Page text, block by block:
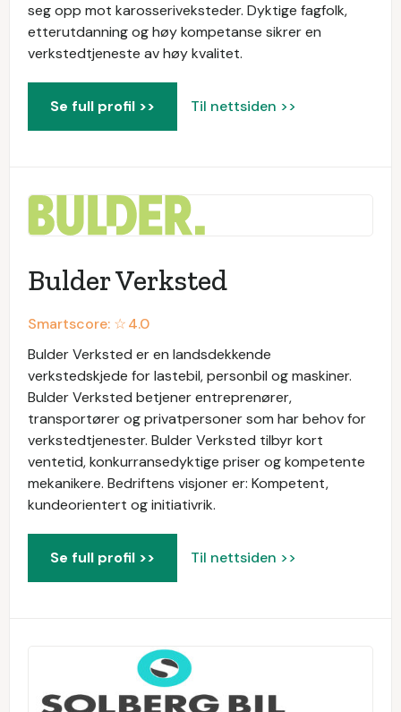
seg opp mot karosseriveksteder. Dyktige fagfolk,
etterutdanning og høy kompetanse sikrer en
verkstedtjeneste av høy kvalitet.
Se full profil >> Til nettsiden >>
Bulder Verksted
Smartscore: ☆4.0
Bulder Verksted er en landsdekkende
verkstedskjede for lastebil, personbil og maskiner.
Bulder Verksted betjener entreprenører,
transportører og privatpersoner som har behov for
verkstedtjenester. Bulder Verksted tilbyr kort
ventetid, konkurransedyktige priser og kompetente
mekanikere. Bedriftens visjoner er: Kompetent,
kundeorientert og initiativrik.
Se full profil >> Til nettsiden >>